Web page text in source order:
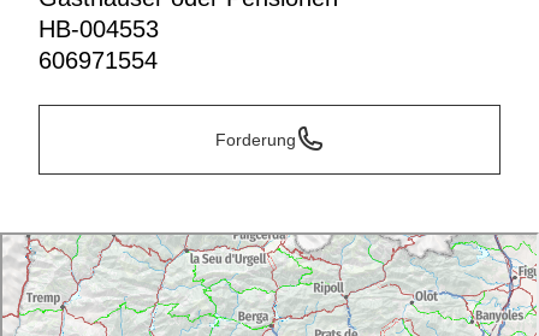
HB-004553
606971554
Forderung